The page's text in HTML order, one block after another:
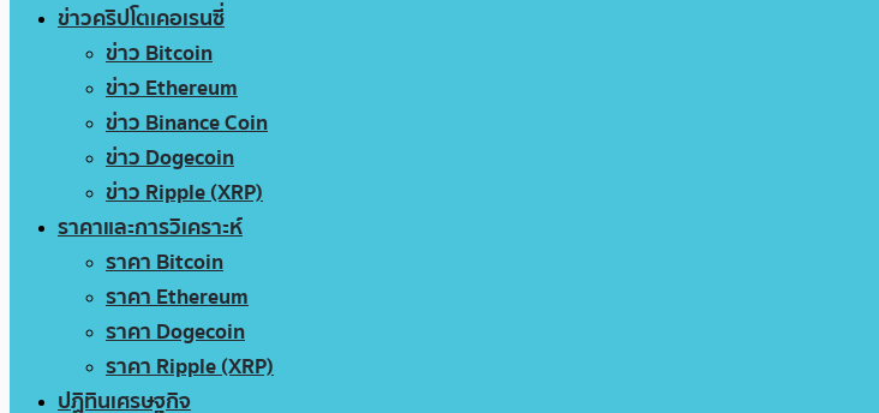
ข่าวคริปโตเคอเรนซี่
ข่าว Bitcoin
ข่าว Ethereum
ข่าว Binance Coin
ข่าว Dogecoin
ข่าว Ripple (XRP)
ราคาและการวิเคราะห์
ราคา Bitcoin
ราคา Ethereum
ราคา Dogecoin
ราคา Ripple (XRP)
ปฏิทินเศรษฐกิจ